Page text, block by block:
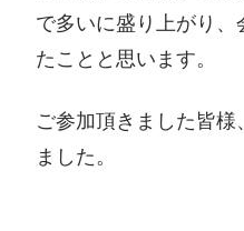
で多いに盛り上がり
たことと思います。
ご参加頂きました皆
ました。